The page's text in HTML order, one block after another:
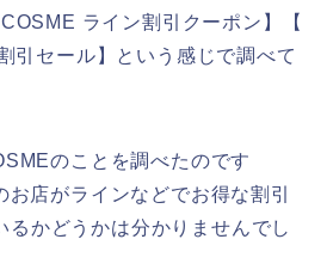
ライン割引クーポン】【
引セール】という感じで調べて
のことを調べたのです
店がラインなどでお得な割引
るかどうかは分かりませんでし